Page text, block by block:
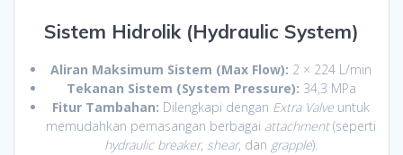
Sistem Hidrolik (Hydraulic System)
Aliran Maksimum Sistem (Max Flow): 2 × 224 L/min
Tekanan Sistem (System Pressure): 34,3 MPa
Fitur Tambahan: Dilengkapi dengan Extra Valve untuk
memudahkan pemasangan berbagai attachment(seperti
hydraulic breaker, shear, dan grapple).